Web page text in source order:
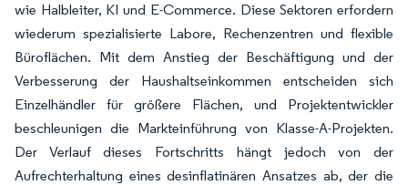
wie Halbleiter, KI und E-Commerce. Diese Sektoren erfordern
wiederum spezialisierte Labore, Rechenzentren und flexible
Büroflächen. Mit dem Anstieg der Beschäftigung und der
Verbesserung der Haushaltseinkommen entscheiden sich
Einzelhändler für größere Flächen, und Projektentwickler
beschleunigen die Markteinführung von Klasse-A-Projekten.
Der Verlauf dieses Fortschritts hängt jedoch von der
Aufrechterhaltung eines desinflatinären Ansatzes ab, der die